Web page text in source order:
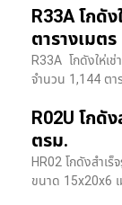
R33A โกดั
ตารางเมตร
R33A โกดังให่เ
จำนวน 1,144 ตา
R02U โกดั
ตรม.
HR02 โกดังสำเ
ขนาด 15x20x6